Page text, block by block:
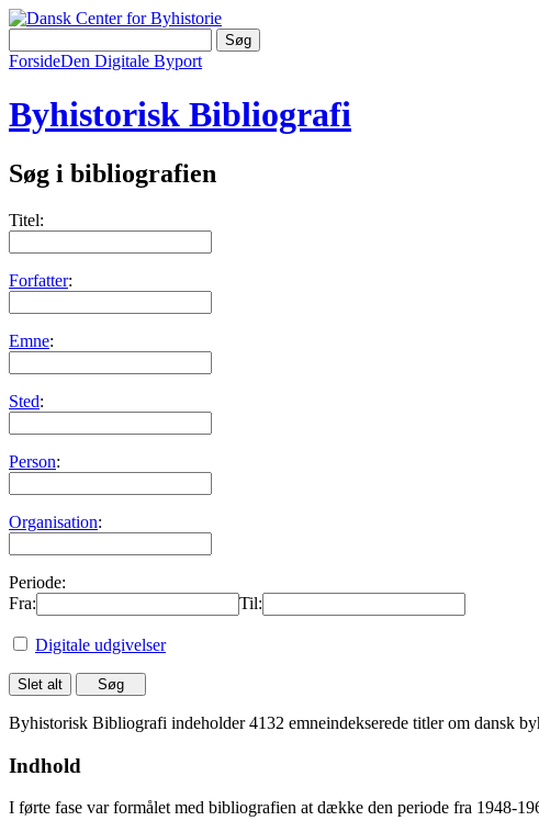
ForsideDen Digitale Byport
Byhistorisk Bibliografi
Søg i bibliografien
Titel:
Forfatter:
Emne:
Sted:
Person:
Organisation:
Periode:
Fra:
Til:
Digitale udgivelser
Byhistorisk Bibliografi indeholder 4132 emneindekserede titler om dansk
Indhold
I førte fase var formålet med bibliografien at dække den periode fra 1948-